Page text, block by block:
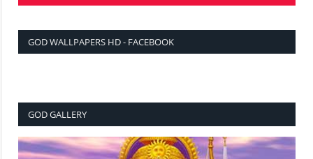
GOD WALLPAPERS HD - FACEBOOK
GOD GALLERY